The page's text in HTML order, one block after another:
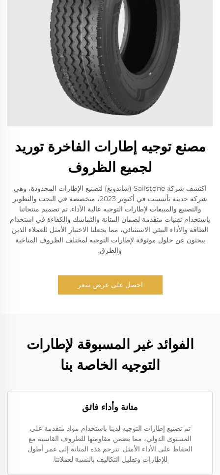
مصنع توجيه إطارات الفاخرة توريد
لجميع الظروف
اكتشف شركة Sailstone (شاندونغ) لتصنيع الإطارات المحدودة، وهي
شركة حديثة تأسست في أكتوبر 2023، متخصصة في البحث والتطوير
والتصنيع والمبيعات لإطارات التوجيه عالية الأداء. تم تصميم منتجاتنا
باستخدام تقنيات متقدمة لضمان المتانة والتماسك والكفاءة في استخدام
الطاقة والأداء البيئي الاستثنائي، مما يجعلنا الاختيار الأمثل للعملاء الذين
يبحثون عن حلول موثوقة لإطارات التوجيه لمختلف الظروف المناخية
والطرق.
احصل على عرض سعر
الفوائد غير المسبوقة لإطارات
التوجيه الخاصة بنا
متانة وأداء فائق
تم تصنيع إطارات التوجيه لدينا باستخدام مواد متقدمة على
المستوى الدولي، مما يضمن مقاومتها للظروف القاسية مع
الحفاظ على الأداء الأمثل. تترجم هذه المتانة إلى عمر أطول
للإطارات وتقليل التكاليف بالنسبة لعملائنا.